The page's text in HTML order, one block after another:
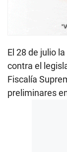
El 28 de julio
contra el
Fiscalía
preliminares